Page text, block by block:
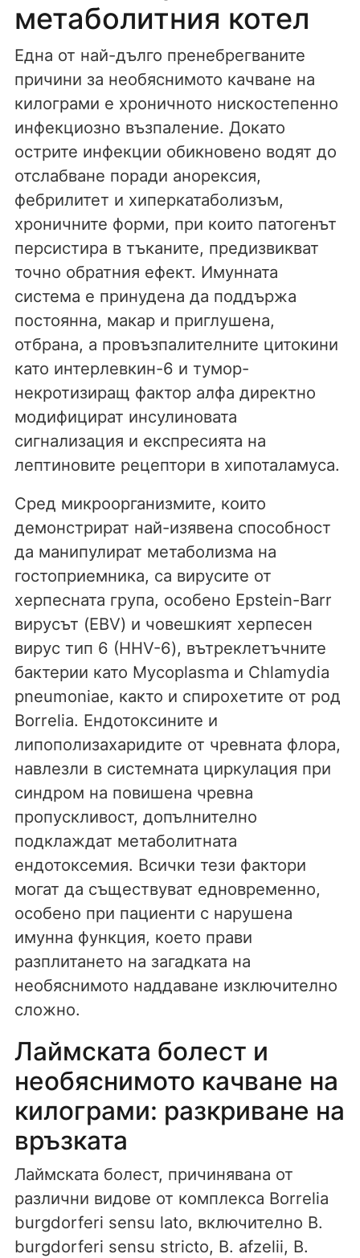
метаболитния котел
Една от най-дълго пренебрегваните
причини за необяснимото качване на
килограми е хроничното нискостепенно
инфекциозно възпаление. Докато
острите инфекции обикновено водят до
отслабване поради анорексия,
фебрилитет и хиперкатаболизъм,
хроничните форми, при които патогенът
персистира в тъканите, предизвикват
точно обратния ефект. Имунната
система е принудена да поддържа
постоянна, макар и приглушена,
отбрана, а провъзпалителните цитокини
като интерлевкин-6 и тумор-
некротизиращ фактор алфа директно
модифицират инсулиновата
сигнализация и експресията на
лептиновите рецептори в хипоталамуса.
Сред микроорганизмите, които
демонстрират най-изявена способност
да манипулират метаболизма на
гостоприемника, са вирусите от
херпесната група, особено Epstein-Barr
вирусът (EBV) и човешкият херпесен
вирус тип 6 (HHV-6), вътреклетъчните
бактерии като Mycoplasma и Chlamydia
pneumoniae, както и спирохетите от род
Borrelia. Ендотоксините и
липополизахаридите от чревната флора,
навлезли в системната циркулация при
синдром на повишена чревна
пропускливост, допълнително
подклаждат метаболитната
ендотоксемия. Всички тези фактори
могат да съществуват едновременно,
особено при пациенти с нарушена
имунна функция, което прави
разплитането на загадката на
необяснимото наддаване изключително
сложно.
Лаймската болест и
необяснимото качване на
килограми: разкриване на
връзката
Лаймската болест, причинявана от
различни видове от комплекса Borrelia
burgdorferi sensu lato, включително B.
burgdorferi sensu stricto, B. afzelii, B.